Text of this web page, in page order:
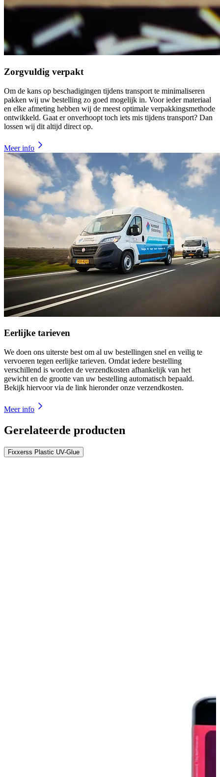
Zorgvuldig verpakt
Om de kans op beschadigingen tijdens transport te minimaliseren
pakken wij uw bestelling zo goed mogelijk in. Voor ieder materiaal
en elke afmeting hebben wij de meest optimale verpakkingsmethode
ontwikkeld. Gaat er onverhoopt toch iets mis tijdens transport? Dan
lossen wij dit altijd direct op.
Meer info
Eerlijke tarieven
We doen ons uiterste best om al uw bestellingen snel en veilig te
vervoeren tegen eerlijke tarieven. Omdat iedere bestelling
verschillend is worden de verzendkosten afhankelijk van het
gewicht en de grootte van uw bestelling automatisch bepaald.
Bekijk hiervoor via de link hieronder onze verzendkosten.
Meer info
Gerelateerde producten
Fixxerss Plastic UV-Glue